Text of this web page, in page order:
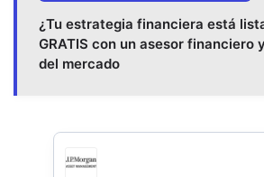
¿Tu estrategia financiera está
GRATIS con un asesor financiero
del mercado